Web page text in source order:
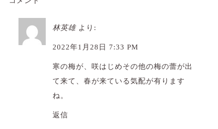
林英雄 より:
2022年1月28日 7:33 PM
寒の梅が、咲はじめその他の梅の蕾が出
て来て、春が来ている気配が有ります
ね。
返信